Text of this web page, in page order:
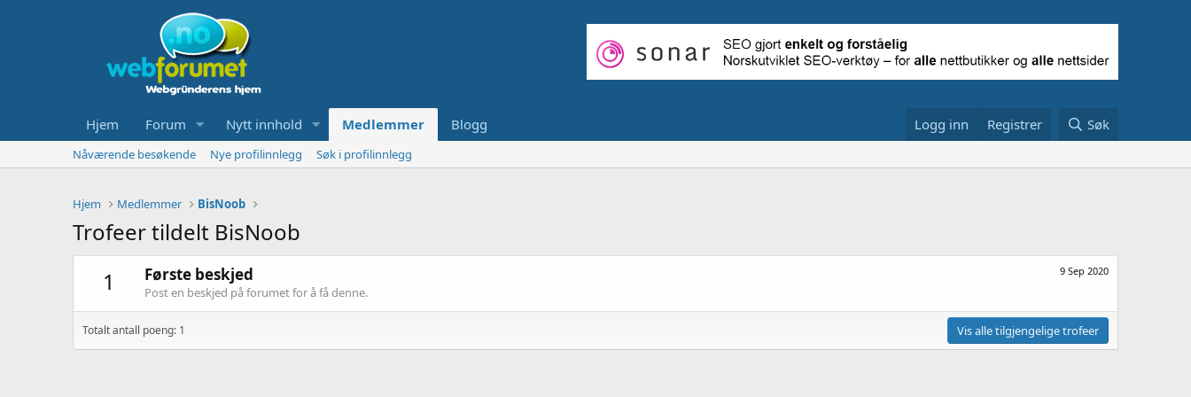
Hjem Forum Nytt innhold Medlemmer Blogg Logg inn Registrer Søk
Nåværende besøkende Nye profilinnlegg Søk i profilinnlegg
Hjem Medlemmer BisNoob
Trofeer tildelt BisNoob
1
9 Sep 2020
Første beskjed
Post en beskjed på forumet for å få denne.
Totalt antall poeng: 1 Vis alle tilgjengelige trofeer